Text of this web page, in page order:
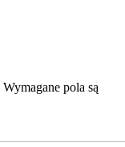
Wymagane pola są